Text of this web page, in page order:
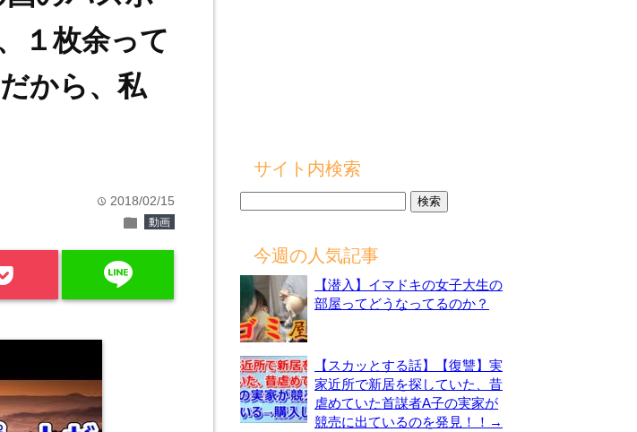
１枚余って
から、私
time 2018/02/15
folder 動画
line
サイト内検索
今週の人気記事
【潜入】イマドキの女子大生の
部屋ってどうなってるのか？
【スカッとする話】【復讐】実
家近所で新居を探していた、昔
虐めていた首謀者A子の実家が
競売に出ているのを発見！！→